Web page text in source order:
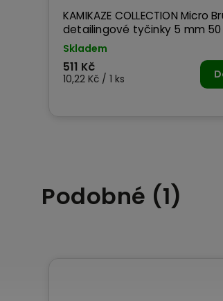
KAMIKAZE COLLECTION Micro
detailingové tyčinky 5 mm
Skladem
511 Kč
10,22 Kč / 1 ks
Podobné (1)